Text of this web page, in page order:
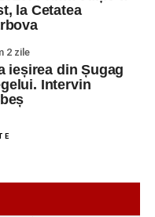
în stare gravă la
de o motocicletă pe
din Sebeș: fermeie
ce a fost lovită de o
ediție a Transylvania
la Cetatea
2 zile
ieșirea din Șugag
Intervin